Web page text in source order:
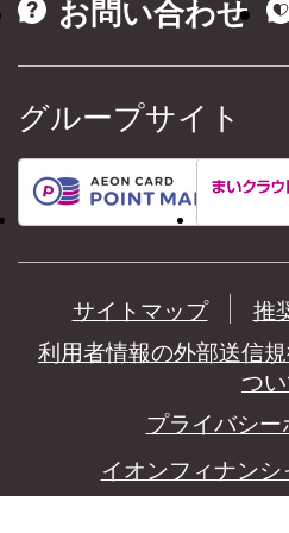
お問い合わせ
グループサイト
サイトマップ 推
利用者情報の外部送信
つ
プライバシー
イオンフィナンシ